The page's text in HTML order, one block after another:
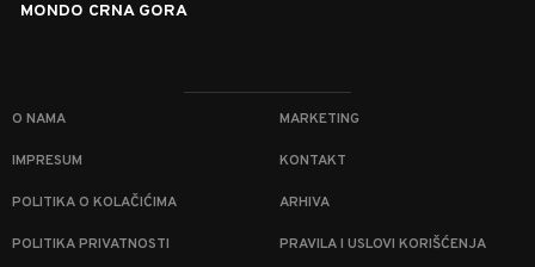
MONDO CRNA GORA
O NAMA MARKETING
IMPRESUM KONTAKT
POLITIKA O KOLAČIĆIMA ARHIVA
POLITIKA PRIVATNOSTI PRAVILA I USLOVI KORIŠĆENJA